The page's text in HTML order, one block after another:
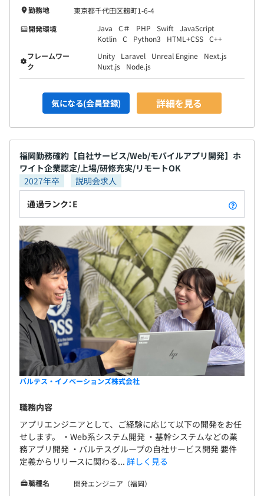
勤務地
東京都千代田区麹町1-6-4
開発環境
Java C＃ PHP Swift JavaScript
Kotlin C Python3 HTML+CSS C++
フレームワー
ク
Unity Laravel Unreal Engine
Next.js
Nuxt.js
Node.js
気になる(会員登録) 詳細を見る
福岡勤務確約【自社サービス/Web/モバイルアプリ開発】ホ
ワイト企業認定/上場/研修充実/リモートOK
2027年卒
説明会求人
通過ランク：E
バルテス・イノベーションズ株式会社
職務内容
アプリエンジニアとして、ご経験に応じて以下の開発をお任
せします。 ・Web系システム開発 ・基幹システムなどの業
務アプリ開発 ・バルテスグループの自社サービス開発 要件
定義からリリースに関わる... 詳しく見る
職種名
開発エンジニア（福岡）